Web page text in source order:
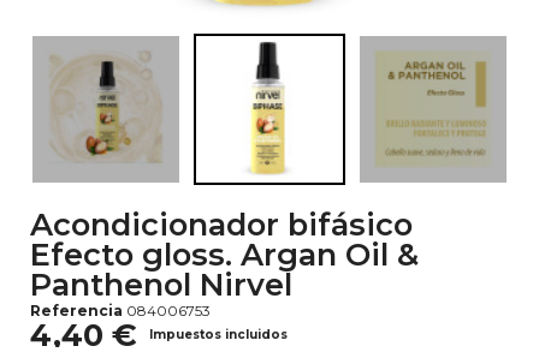
Acondicionador bifásico
Efecto gloss. Argan Oil &
Panthenol Nirvel
Referencia 084006753
4,40 € Impuestos incluidos